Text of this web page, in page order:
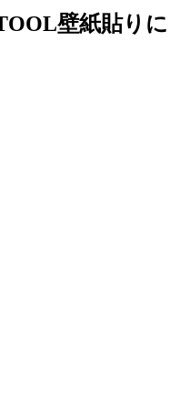
壁紙貼りに